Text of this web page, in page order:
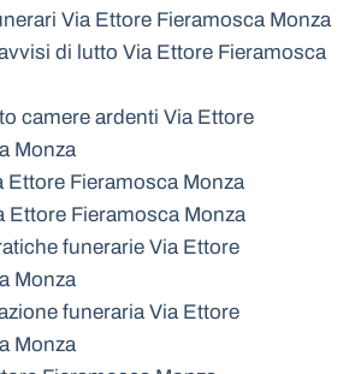
Via Ettore Fieramosca Monza
di lutto Via Ettore Fieramosca
camere ardenti Via Ettore
Monza
Ettore Fieramosca Monza
Ettore Fieramosca Monza
funerarie Via Ettore
Monza
funeraria Via Ettore
Monza